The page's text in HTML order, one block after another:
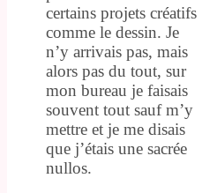
certains projets créatifs
comme le dessin. Je
n’y arrivais pas, mais
alors pas du tout, sur
mon bureau je faisais
souvent tout sauf m’y
mettre et je me disais
que j’étais une sacrée
nullos.